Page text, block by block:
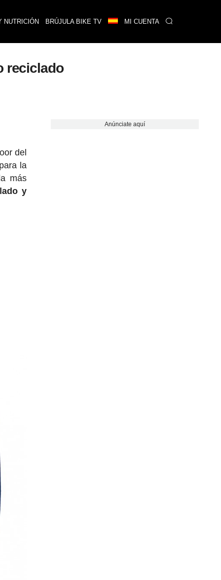
NUTRICIÓN BRÚJULA BIKE TV MI CUENTA
reciclado
del
la
más
y
Anúnciate aquí